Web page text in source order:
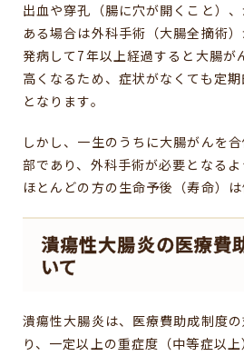
出血や穿孔（腸に穴が開くこと）
ある場合は外科手術（大腸全摘術）
発病して7年以上経過すると大腸が
高くなるため、症状がなくても定
となります。
しかし、一生のうちに大腸がんを
部であり、外科手術が必要となるよ
ほとんどの方の生命予後（寿命）は
潰瘍性大腸炎の医療費
いて
潰瘍性大腸炎は、医療費助成制度
り、一定以上の重症度（中等症以上